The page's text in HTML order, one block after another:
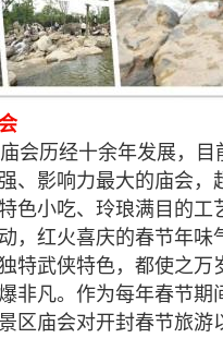
会历经十余年发展，目
、影响力最大的庙会，
色小吃、玲琅满目的工
，红火喜庆的春节年味
特武侠特色，都使之万
非凡。作为每年春节期
区庙会对开封春节旅游